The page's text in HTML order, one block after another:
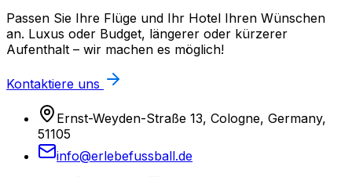
Passen Sie Ihre Flüge und Ihr Hotel Ihren Wünschen
an. Luxus oder Budget, längerer oder kürzerer
Aufenthalt – wir machen es möglich!
Kontaktiere uns
Ernst-Weyden-Straße 13, Cologne, Germany,
51105
info@erlebefussball.de